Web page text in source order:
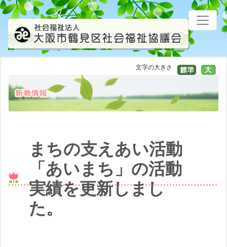
文字の大きさ
まちの支えあい活動
「あいまち」の活動
実績を更新しまし
た。